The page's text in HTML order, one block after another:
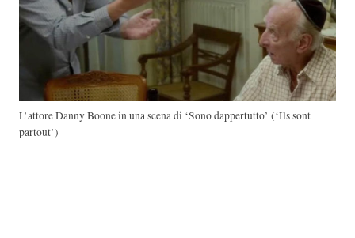
L’attore Danny Boone in una scena di ‘Sono dappertutto’ (‘Ils sont
partout’)